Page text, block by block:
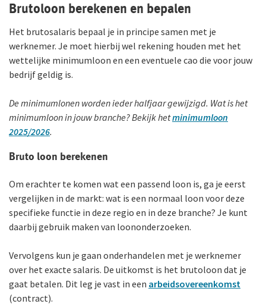
Brutoloon berekenen en bepalen
Het brutosalaris bepaal je in principe samen met je
werknemer. Je moet hierbij wel rekening houden met het
wettelijke minimumloon en een eventuele cao die voor jouw
bedrijf geldig is.
De minimumlonen worden ieder halfjaar gewijzigd. Wat is het
minimumloon in jouw branche? Bekijk hetminimumloon
2025/2026.
Bruto loon berekenen
Om erachter te komen wat een passend loon is, ga je eerst
vergelijken in de markt: wat is een normaal loon voor deze
specifieke functie in deze regio en in deze branche? Je kunt
daarbij gebruik maken van loononderzoeken.
Vervolgens kun je gaan onderhandelen met je werknemer
over het exacte salaris. De uitkomst is het brutoloon dat je
gaat betalen. Dit leg je vast in een arbeids­overeenkomst
(contract).